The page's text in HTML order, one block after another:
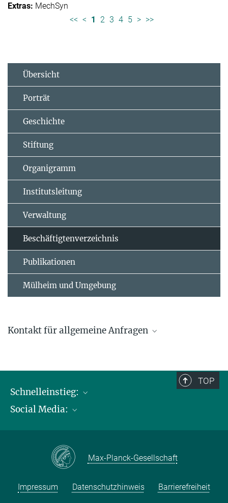
MechSyn
<< < 1 2 3 4 5 > >>
Übersicht
Porträt
Geschichte
Stiftung
Organigramm
Institutsleitung
Verwaltung
Beschäftigtenverzeichnis
Publikationen
Mülheim und Umgebung
Kontakt für allgemeine Anfragen
TOP
Schnelleinstieg:
Publikationen
Kontakt und Anfahrtsbeschreibung
Social Media:
Max-Planck-Gesellschaft
Impressum Datenschutzhinweis Barrierefreiheit